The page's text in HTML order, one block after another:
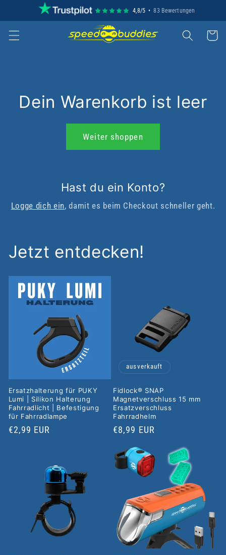
Inhalt
4,8/5 •83 Bewertungen
Dein Warenkorb ist leer
Weiter shoppen
Hast du ein Konto?
Logge dich ein, damit es beim Checkout schneller geht.
Jetzt entdecken!
Ersatzhalterung für PUKY
Lumi | Silikon Halterung
Fahrradlicht | Befestigung
für Fahrradlampe
Normaler
€2,99 EUR
ausverkauft
Fidlock® SNAP
Magnetverschluss 15 mm
Ersatzverschluss
Fahrradhelm
Normaler
€8,99 EUR